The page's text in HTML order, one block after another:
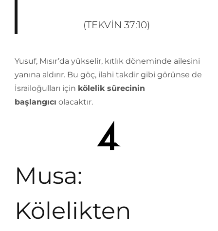
(TEKVIN 37:10)
Yusuf, Mısır’da yükselir, kıtlık döneminde ailesini
yanına aldırır. Bu göç, ilahi takdir gibi görünse de
İsrailoğulları için kölelik sürecinin
başlangıcı olacaktır.
Musa:
Kölelikten